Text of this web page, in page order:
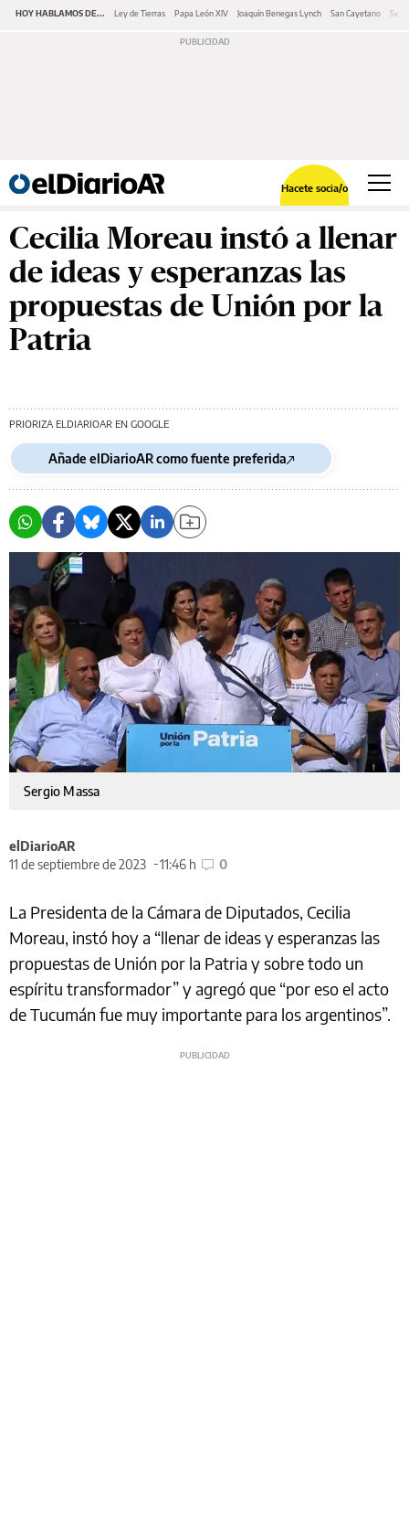
HOY HABLAMOS DE... Ley de Tierras Papa León XIV Joaquín Benegas Lynch San Cayetano
Hacete socia/o
Cecilia Moreau instó a llenar
de ideas y esperanzas las
propuestas de Unión por la
Patria
PRIORIZA ELDIARIOAR EN GOOGLE
Añade elDiarioAR como fuente preferida
Sergio Massa
elDiarioAR
11 de septiembre de 2023
11:46 h 0
La Presidenta de la Cámara de Diputados, Cecilia
Moreau, instó hoy a “llenar de ideas y esperanzas las
propuestas de Unión por la Patria y sobre todo un
espíritu transformador” y agregó que “por eso el acto
de Tucumán fue muy importante para los argentinos”.